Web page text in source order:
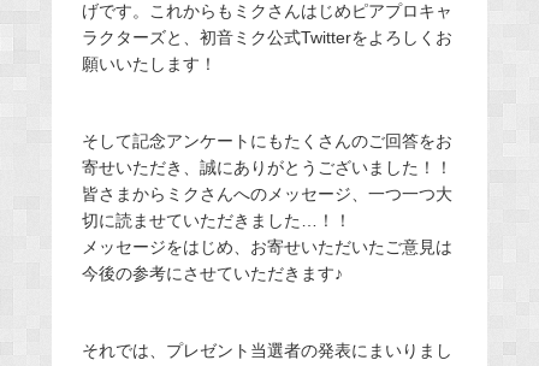
げです。これからもミクさんはじめピアプロキャ
ラクターズと、初音ミク公式Twitterをよろしくお
願いいたします！
そして記念アンケートにもたくさんのご回答をお
寄せいただき、誠にありがとうございました！！
皆さまからミクさんへのメッセージ、一つ一つ大
切に読ませていただきました…！！
メッセージをはじめ、お寄せいただいたご意見は
今後の参考にさせていただきます♪
それでは、プレゼント当選者の発表にまいりまし